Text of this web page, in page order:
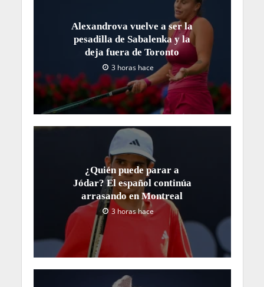
Alexandrova vuelve a ser la
pesadilla de Sabalenka y la
deja fuera de Toronto
3 horas hace
¿Quién puede parar a
Jódar? El español continúa
arrasando en Montreal
3 horas hace